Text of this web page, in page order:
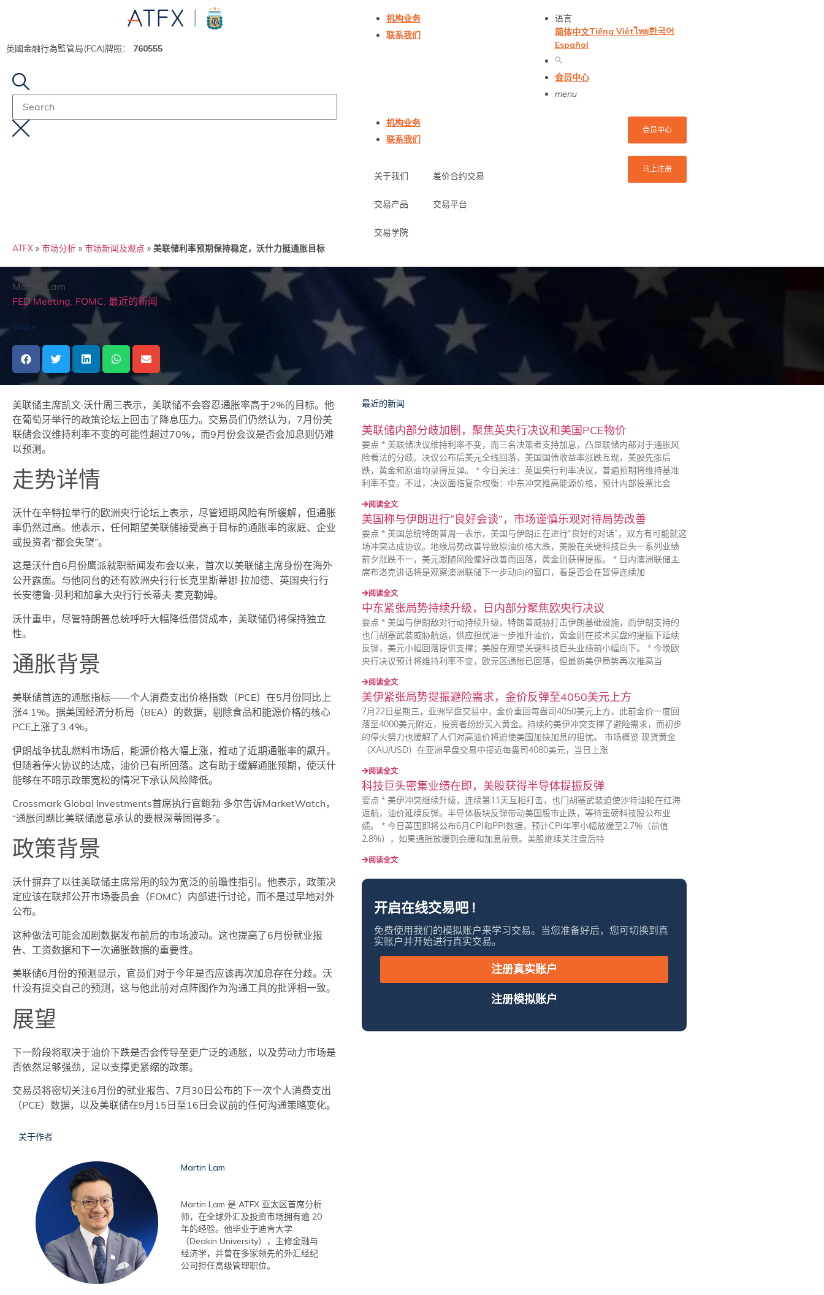
英國金融行為監管局(FCA)牌照： 760555
机构业务
联系我们
语言
简体中文Tiếng Việtไทย한국어
Español
会员中心
menu
机构业务
联系我们
关于我们 差价合约交易
交易产品 交易平台
交易学院
会员中心
马上注册
ATFX » 市场分析 » 市场新闻及观点 » 美联储利率预期保持稳定，沃什力挺通胀目标
Martin Lam
FED Meeting FOMC 最近的新闻
Share
美联储主席凯文·沃什周三表示，美联储不会容忍通胀率高于2%的目标。他
在葡萄牙举行的政策论坛上回击了降息压力。交易员们仍然认为，7月份美
联储会议维持利率不变的可能性超过70%，而9月份会议是否会加息则仍难
以预测。
走势详情
沃什在辛特拉举行的欧洲央行论坛上表示，尽管短期风险有所缓解，但通胀
率仍然过高。他表示，任何期望美联储接受高于目标的通胀率的家庭、企业
或投资者“都会失望”。
这是沃什自6月份鹰派就职新闻发布会以来，首次以美联储主席身份在海外
公开露面。与他同台的还有欧洲央行行长克里斯蒂娜·拉加德、英国央行行
长安德鲁·贝利和加拿大央行行长蒂夫·麦克勒姆。
沃什重申，尽管特朗普总统呼吁大幅降低借贷成本，美联储仍将保持独立
性。
通胀背景
美联储首选的通胀指标——个人消费支出价格指数（PCE）在5月份同比上
涨4.1%。据美国经济分析局（BEA）的数据，剔除食品和能源价格的核心
PCE上涨了3.4%。
伊朗战争扰乱燃料市场后，能源价格大幅上涨，推动了近期通胀率的飙升。
但随着停火协议的达成，油价已有所回落。这有助于缓解通胀预期，使沃什
能够在不暗示政策宽松的情况下承认风险降低。
Crossmark Global Investments首席执行官鲍勃·多尔告诉MarketWatch，
“通胀问题比美联储愿意承认的要根深蒂固得多”。
政策背景
沃什摒弃了以往美联储主席常用的较为宽泛的前瞻性指引。他表示，政策决
定应该在联邦公开市场委员会（FOMC）内部进行讨论，而不是过早地对外
公布。
这种做法可能会加剧数据发布前后的市场波动。这也提高了6月份就业报
告、工资数据和下一次通胀数据的重要性。
美联储6月份的预测显示，官员们对于今年是否应该再次加息存在分歧。沃
什没有提交自己的预测，这与他此前对点阵图作为沟通工具的批评相一致。
展望
下一阶段将取决于油价下跌是否会传导至更广泛的通胀，以及劳动力市场是
否依然足够强劲，足以支撑更紧缩的政策。
交易员将密切关注6月份的就业报告、7月30日公布的下一次个人消费支出
（PCE）数据，以及美联储在9月15日至16日会议前的任何沟通策略变化。
关于作者
Martin Lam
Martin Lam 是 ATFX 亚太区首席分析
师，在全球外汇及投资市场拥有逾 20
年的经验。他毕业于迪肯大学
（Deakin University），主修金融与
经济学，并曾在多家领先的外汇经纪
公司担任高级管理职位。
最近的新闻
美联储内部分歧加剧，聚焦英央行决议和美国PCE物价
要点 * 美联储决议维持利率不变，而三名决策者支持加息，凸显联储内部对于通胀风
险看法的分歧。决议公布后美元全线回落，美国国债收益率涨跌互现，美股先涨后
跌，黄金和原油均录得反弹。 * 今日关注：英国央行利率决议，普遍预期将维持基准
利率不变。不过，决议面临复杂权衡：中东冲突推高能源价格，预计内部投票比会
阅读全文
美国称与伊朗进行“良好会谈”，市场谨慎乐观对待局势改善
要点 * 美国总统特朗普周一表示，美国与伊朗正在进行“良好的对话”，双方有可能就这
场冲突达成协议。地缘局势改善导致原油价格大跌，美股在关键科技巨头一系列业绩
前夕涨跌不一，美元跟随风险偏好改善而回落，黄金则获得提振。 * 日内澳洲联储主
席布洛克讲话将是观察澳洲联储下一步动向的窗口，看是否会在暂停连续加
阅读全文
中东紧张局势持续升级，日内部分聚焦欧央行决议
要点 * 美国与伊朗敌对行动持续升级，特朗普威胁打击伊朗基础设施，而伊朗支持的
也门胡塞武装威胁航运，供应担忧进一步推升油价，黄金则在技术买盘的提振下延续
反弹，美元小幅回落提供支撑；美股在观望关键科技巨头业绩前小幅向下。 * 今晚欧
央行决议预计将维持利率不变，欧元区通胀已回落，但最新美伊局势再次推高当
阅读全文
美伊紧张局势提振避险需求，金价反弹至4050美元上方
7月22日星期三，亚洲早盘交易中，金价重回每盎司4050美元上方，此前金价一度回
落至4000美元附近，投资者纷纷买入黄金。持续的美伊冲突支撑了避险需求，而初步
的停火努力也缓解了人们对高油价将迫使美国加快加息的担忧。 市场概览 现货黄金
（XAU/USD）在亚洲早盘交易中接近每盎司4080美元，当日上涨
阅读全文
科技巨头密集业绩在即，美股获得半导体提振反弹
要点 * 美伊冲突继续升级，连续第11天互相打击，也门胡塞武装迫使沙特油轮在红海
返航，油价延续反弹。半导体板块反弹带动美国股市止跌，等待重磅科技股公布业
绩。 * 今日英国即将公布6月CPI和PPI数据，预计CPI年率小幅放缓至2.7%（前值
2.8%），如果通胀放缓则会缓和加息前景。美股继续关注盘后特
阅读全文
开启在线交易吧 !
免费使用我们的模拟账户来学习交易。当您准备好后，您可切换到真
实账户并开始进行真实交易。
注册真实账户
注册模拟账户